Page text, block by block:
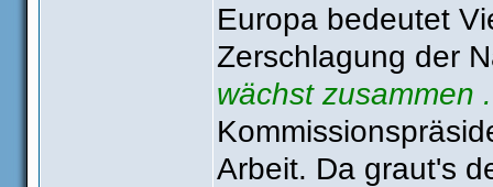
Europa bedeutet
Zerschlagung der
wächst zusammen
Arbeit. Da graut's